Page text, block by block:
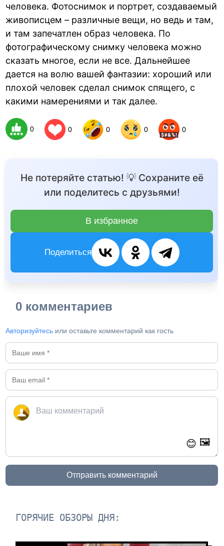
человека. Фотоснимок и портрет, создаваемый
живописцем – различные вещи, но ведь и там,
и там запечатлен образ человека. По
фотографическому снимку человека можно
сказать многое, если не все. Дальнейшее
дается на волю вашей фантазии: хороший или
плохой человек сделал снимок спящего, с
какими намерениями и так далее.
0 0 0 0 0
Не потеряйте статью! 💡 Сохраните её
или поделитесь с друзьями!
В избранное
Поделиться
0 комментариев
Авторизуйтесь или оставьте комментарий как гость
😊 🖼️
Отправить комментарий
ГОРЯЧИЕ ОБЗОРЫ ДНЯ: